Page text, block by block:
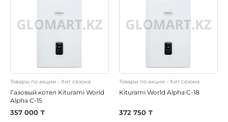
Товары по акции - Хит сезона
Газовый котел Kiturami World
Alpha C-15
357 000 ₸
Товары по акции - Хит сезона
Kiturami World Alpha C-18
372 750 ₸